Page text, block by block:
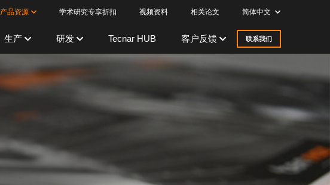
产品资源 学术研究专享折扣 视频资料 相关论文 简体中文
生产 研发 Tecnar HUB 客户反馈 联系我们